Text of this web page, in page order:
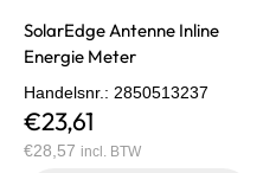
SolarEdge Antenne Inline
Energie Meter
Handelsnr. : 2850513237
€23,61
€28,57 incl. BTW